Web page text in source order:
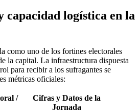
capacidad logística en la
como uno de los fortines electorales
la capital. La infraestructura dispuesta
para recibir a los sufragantes se
métricas oficiales:
/
Cifras y Datos de la
Jornada